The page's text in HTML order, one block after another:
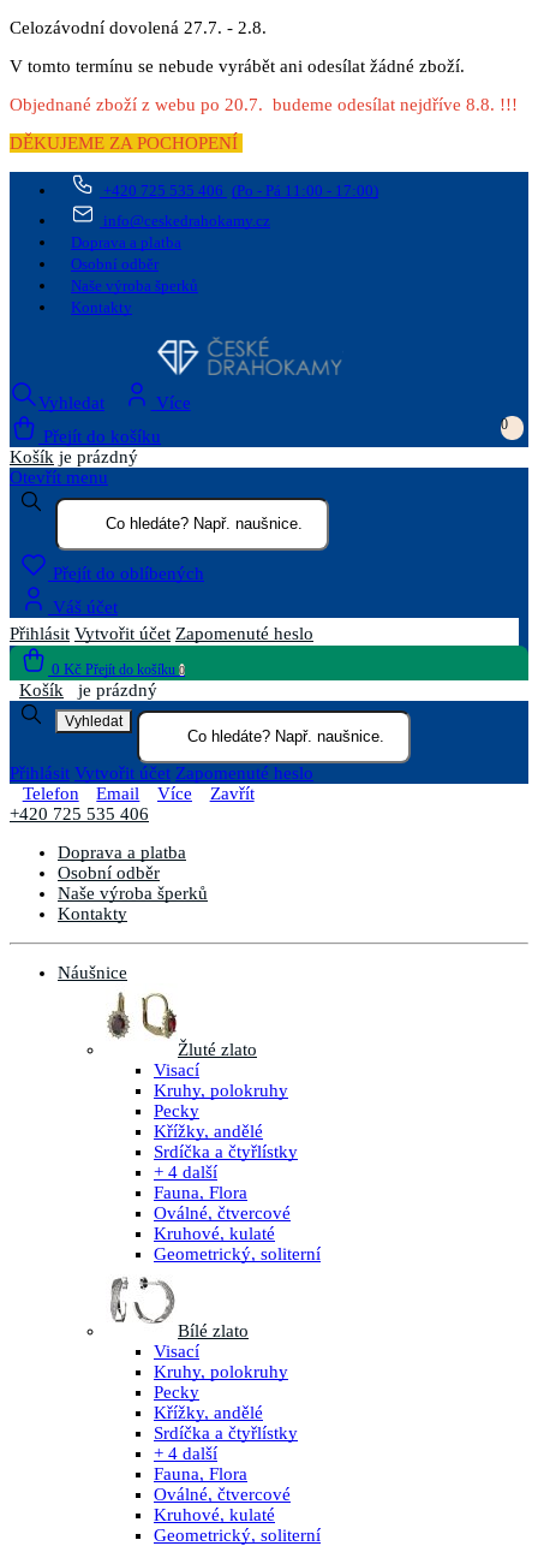
Celozávodní dovolená 27.7. - 2.8.
V tomto termínu se nebude vyrábět ani odesílat žádné zboží.
Objednané zboží z webu po 20.7. budeme odesílat nejdříve 8.8. !!!
DĚKUJEME ZA POCHOPENÍ
+420 725 535 406 (Po - Pá 11:00 - 17:00)
info@ceskedrahokamy.cz
Doprava a platba
Osobní odběr
Naše výroba šperků
Kontakty
Vyhledat
Více
Přejít do košíku
0
Košík je prázdný
Otevřít menu
Přejít do oblíbených
Váš účet
Přihlásit Vytvořit účet Zapomenuté heslo
0 Kč Přejít do košíku 0
Košík je prázdný
Vyhledat
Přihlásit Vytvořit účet Zapomenuté heslo
Telefon
Email Více
Zavřít
+420 725 535 406
Doprava a platba
Osobní odběr
Naše výroba šperků
Kontakty
Náušnice
Žluté zlato
Visací
Kruhy, polokruhy
Pecky
Křížky, andělé
Srdíčka a čtyřlístky
+ 4 další
Fauna, Flora
Oválné, čtvercové
Kruhové, kulaté
Geometrický, soliterní
Bílé zlato
Visací
Kruhy, polokruhy
Pecky
Křížky, andělé
Srdíčka a čtyřlístky
+ 4 další
Fauna, Flora
Oválné, čtvercové
Kruhové, kulaté
Geometrický, soliterní